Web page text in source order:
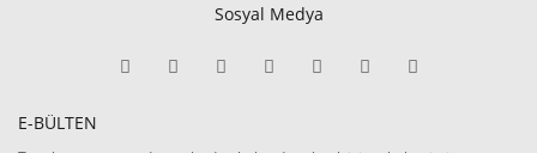
Sosyal Medya
E-BÜLTEN